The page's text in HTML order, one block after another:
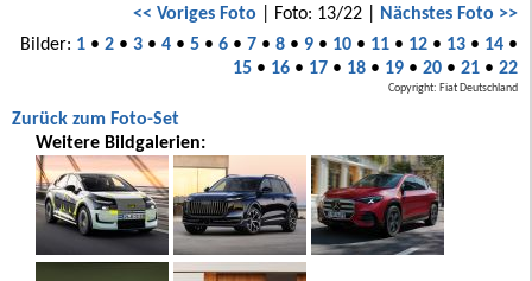
<< Voriges Foto | Foto: 13/22 |
Nächstes Foto >>
Bilder: 1• 2• 3• 4• 5• 6• 7• 8• 9• 10• 11• 12• 13• 14•
15• 16• 17• 18• 19• 20• 21• 22
Copyright: Fiat Deutschland
Zurück zum Foto-Set
Weitere Bildgalerien: